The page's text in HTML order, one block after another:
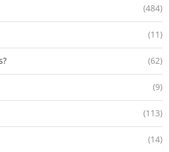
(484)
(11)
(62)
(9)
(113)
(14)